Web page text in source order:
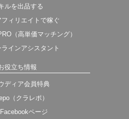
ルを出品する
フィリエイトで稼ぐ
（高単価マッチング）
インアシスタント
役立ち情報
ディア会員特典
（クラレポ）
ページ